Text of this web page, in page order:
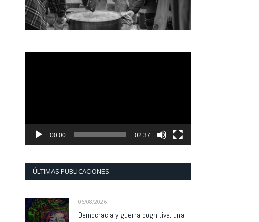
00:00 02:37
ÚLTIMAS PUBLICACIONES
06/08/2026
Democracia y guerra cognitiva: una